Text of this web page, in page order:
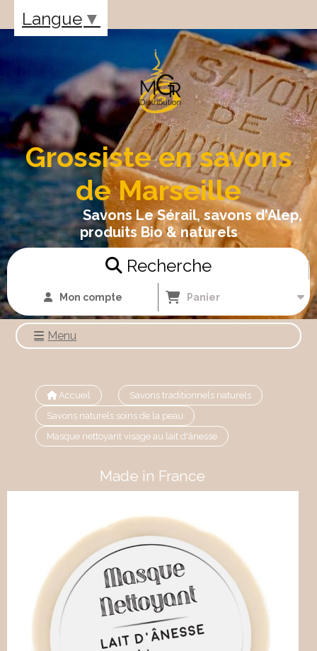
Grossiste en savons
de Marseille
Savons Le Sérail, savons d'Alep,
produits Bio & naturels
Recherche
Mon compte Panier
Menu
Accueil
Savons traditionnels naturels
Savons naturels soins de la peau
Masque nettoyant visage au lait d'ânesse
Made in France
Langue ▼